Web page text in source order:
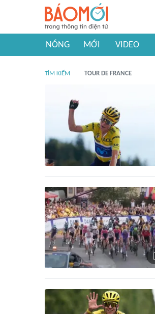
NÓNG MỚI VIDEO
TÌM KIẾM TOUR DE FRANCE